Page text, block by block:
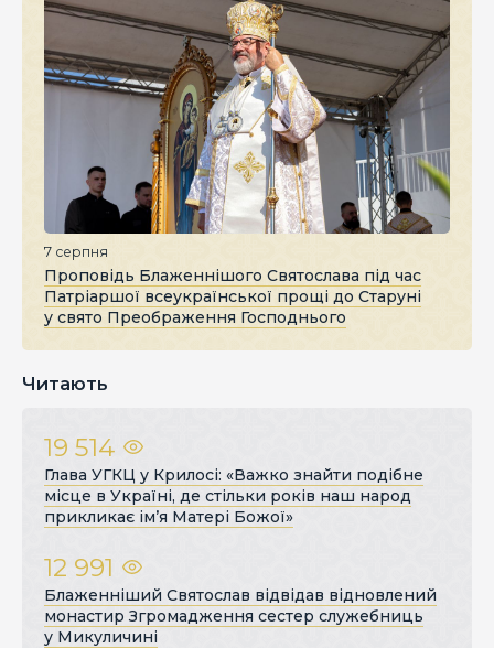
7 серпня
Проповідь Блаженнішого Святослава під час
Патріаршої всеукраїнської прощі до Старуні
у свято Преображення Господнього
Читають
19 514
Глава УГКЦ у Крилосі: «Важко знайти подібне
місце в Україні, де стільки років наш народ
прикликає ім’я Матері Божої»
12 991
Блаженніший Святослав відвідав відновлений
монастир Згромадження сестер служебниць
у Микуличині